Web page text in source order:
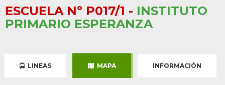
ESCUELA Nº P017/1 - INSTITUTO
PRIMARIO ESPERANZA
LINEAS MAPA INFORMACIÓN